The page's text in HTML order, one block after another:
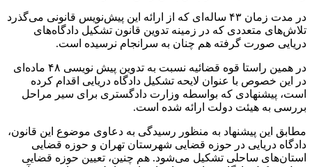
در مدت زمان ۴۳ ساله‌ای که از ارائه این پیش‌نویس قانونی می‌گذرد
تلاش‌های متعددی که در زمینه تدوین قانون تشکیل دادگاه‌های
دریایی صورت گرفته هم چنان به سرانجام نرسیده است.
در همین راستا قوه قضائیه نسبت به تدوین پیش نویسی ۴۸ ماده‌ای
در این خصوص با عنوان لایحه تشکیل دادگاه دریایی اقدام کرده
است، پیشنهادی که بواسطه وزارت دادگستری برای سیر مراحل
بررسی به هیئت دولت ارائه شده است.
مطابق این پیشنهاد به منظور رسیدگی به دعاوی موضوع این قانون،
دادگاه دریایی در حوزه قضایی شهرستان تهران و حوزه قضایی
استان‌های ساحلی تشکیل می‌شود. هم چنین، تعیین حوزه قضایی